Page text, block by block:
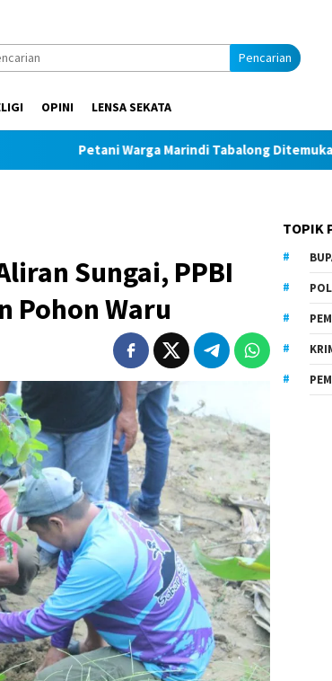
Pencarian
OPINI LENSA SEKATA
Petani Warga Marindi Tabalong Ditemukan Tak
Sungai, PPBI
Pohon Waru
TOPIK